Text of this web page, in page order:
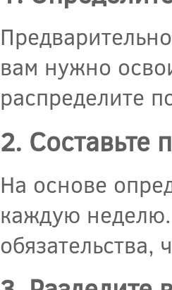
вам нужно
распределите
2. Составьте
На основе
каждую